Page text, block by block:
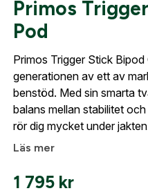
Kontakta oss
Primos
Pod
Primos Trigger Stick
generationen av ett av
benstöd. Med sin smarta
balans mellan stabilitet
rör dig mycket under
Läs mer
1 795 kr
Logga in
Logga in för att handla
fakturabetalning och
När du är inloggad
automatiskt enligt dina
frågorna gällande Mitt
Org. nummer
Gatuadress: